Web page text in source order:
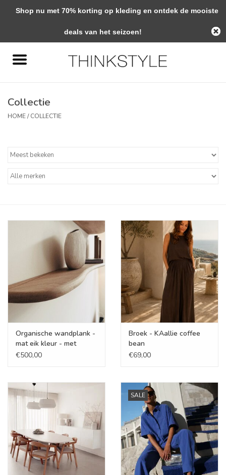
0 Artikelen - €0,00
Woondecoratie
Interieuradvies
Cadeaubonnen
Merken
Collectie
HOME/COLLECTIE
Organische wandplank -
mat eik kleur - met
ophangsysteem
€500,00
Broek - KAallie coffee
bean
€69,00
SALE
Shop nu met 70% korting op kleding en ontdek de mooiste
deals van het seizoen!